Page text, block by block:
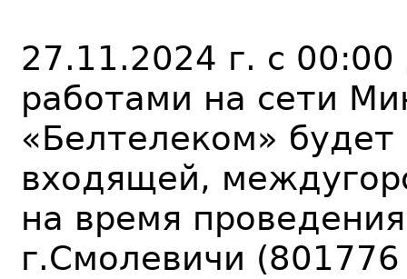
27.11.2024 г. с 00:00
работами на сети
«Белтелеком»
входящей,
на время
г.Смолевичи